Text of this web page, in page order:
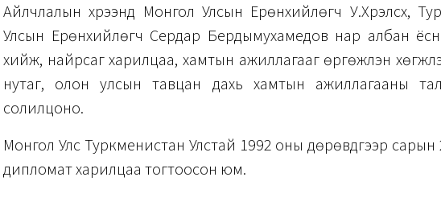
Айлчлалын хүрээнд Монгол Улсын Ерөнхийлөгч У.Хүрэлсүх,
Улсын Ерөнхийлөгч Сердар Бердымухамедов нар албан
хийж, найрсаг харилцаа, хамтын ажиллагааг өргөжүүлэн
нутаг, олон улсын тавцан дахь хамтын ажиллагааны
солилцоно.
Монгол Улс Туркменистан Улстай 1992 оны дөрөвдүгээр
дипломат харилцаа тогтоосон юм.